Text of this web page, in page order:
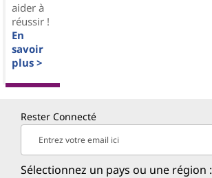
aider à
réussir !
En
savoir
plus >
Rester Connecté
Entrez votre email ici
Sélectionnez un pays ou une région :